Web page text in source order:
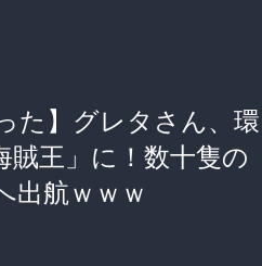
た】グレタさん、環
賊王」に！数十隻の
出航ｗｗｗ